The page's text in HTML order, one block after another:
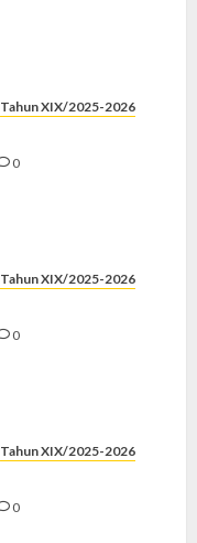
Tahun XIX/2025-2026
0
Tahun XIX/2025-2026
0
Tahun XIX/2025-2026
0